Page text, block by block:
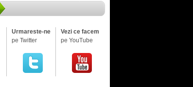
Urmareste-ne
pe Twitter
Vezi ce facem
pe YouTube